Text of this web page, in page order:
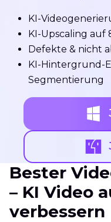
KI-
KI-Upscaling auf
Defekte & nicht
KI-Hintergrund-
Segmentierung
Bester
– KI Video
verbessern